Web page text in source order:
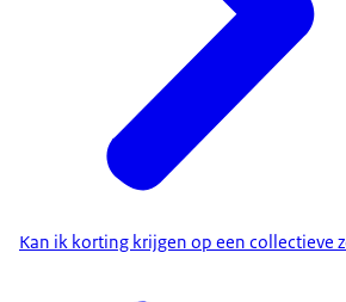
Kan ik korting krijgen op een collectieve